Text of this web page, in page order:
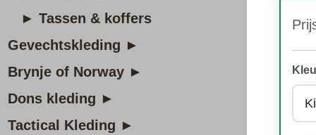
► Tassen & koffers
Gevechtskleding ►
Brynje of Norway ►
Dons kleding ►
Tactical Kleding ►